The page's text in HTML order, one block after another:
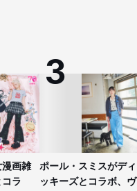
漫画雑
ラ
ポール・スミスがディ
ッキーズとコラボ、ヴ